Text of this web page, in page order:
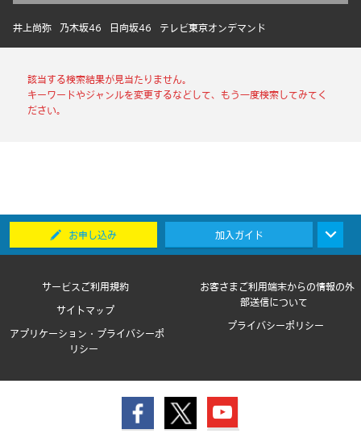
井上尚弥 乃木坂46 日向坂46 テレビ東京オンデマンド
該当する検索結果が見当たりません。
キーワードやジャンルを変更するなどして、もう一度検索してみてく
ださい。
お申し込み 加入ガイド
サービスご利用規約
お客さまご利用端末からの情報の外
部送信について
サイトマップ
プライバシーポリシー
アプリケーション・プライバシーポ
リシー